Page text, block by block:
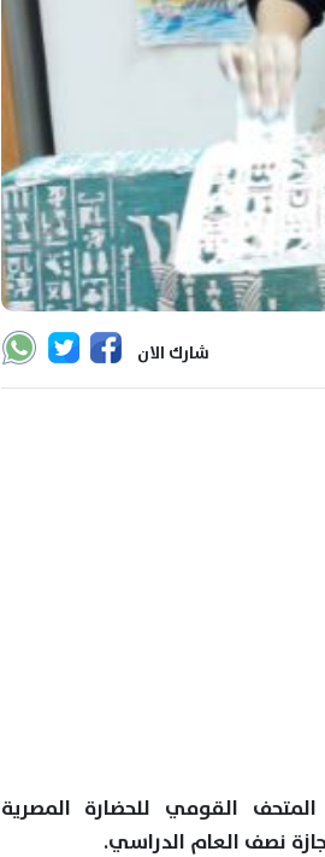
شارك الان
القومي للحضارة المصرية
نصف العام الدراسي.